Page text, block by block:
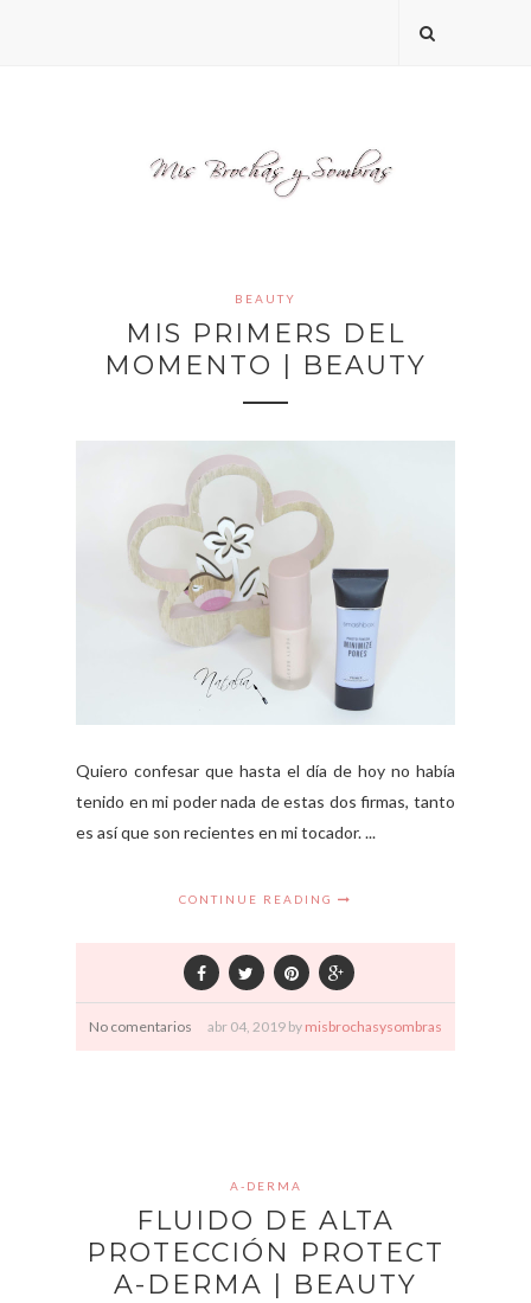
BEAUTY
MIS PRIMERS DEL
MOMENTO | BEAUTY
Quiero confesar que hasta el día de hoy no había
tenido en mi poder nada de estas dos firmas, tanto
es así que son recientes en mi tocador. ...
CONTINUE READING
No comentarios abr 04, 2019 by misbrochasysombras
A-DERMA
FLUIDO DE ALTA
PROTECCIÓN PROTECT
A-DERMA | BEAUTY